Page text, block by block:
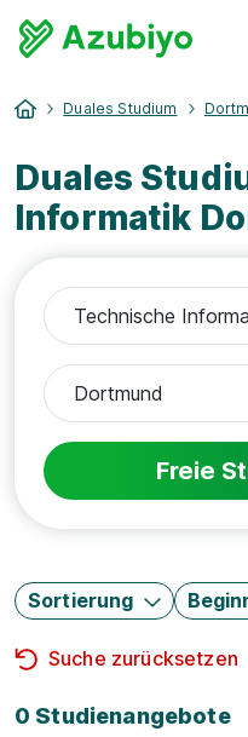
Duales Studium
Duales
Informatik
Freie
Sortierung
Suche zurücksetzen
0 Studienangebote